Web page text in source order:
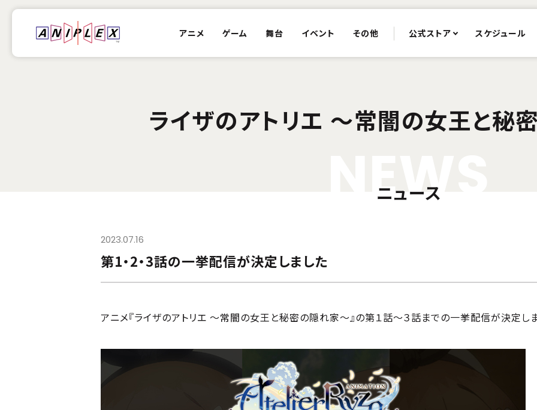
アニメ ゲーム 舞台 イベント その他 公式ストア スケジュール
ライザのアトリエ 〜常闇の女王と秘
EW
ニュース
2023.07.16
第1・2・3話の一挙配信が決定しました
アニメ『ライザのアトリエ ～常闇の女王と秘密の隠れ家～』の第１話～３話までの一挙配信が決定し